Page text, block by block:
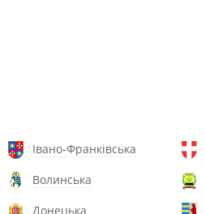
Івано-Франківська
Волинська
Донецька